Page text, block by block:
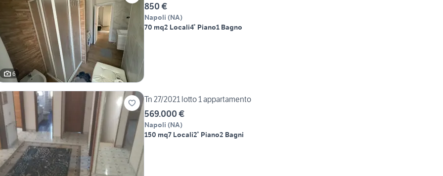
6
850 €
Napoli (NA)
70 mq2 Locali4° Piano1 Bagno
Tn 27/2021 lotto 1 appartamento
569.000 €
Napoli (NA)
150 mq7 Locali2° Piano2 Bagni